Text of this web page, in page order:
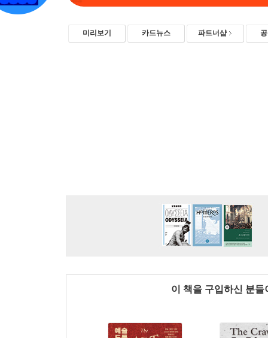
미리보기 카드뉴스 파트너샵
이 책을 구입하신 분